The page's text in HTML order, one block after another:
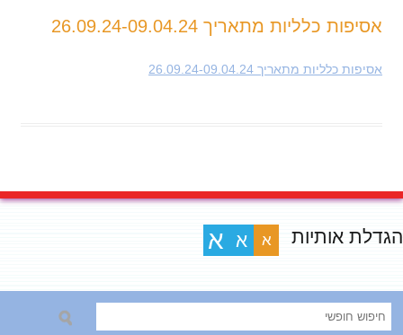
לתוכן אסיפות כלליות מתאריך 26.09.24-09.04.24
אסיפות כלליות מתאריך 26.09.24-09.04.24
הגדלת אותיות א א א